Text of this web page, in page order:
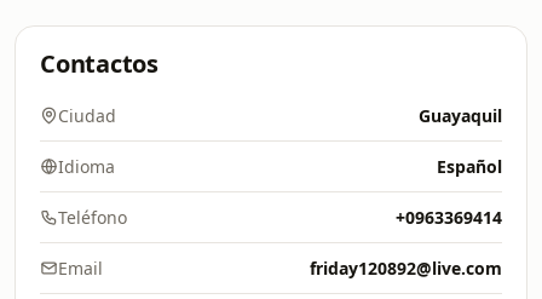
Contactos
Ciudad Guayaquil
Idioma Español
Teléfono +0963369414
Email friday120892@live.com